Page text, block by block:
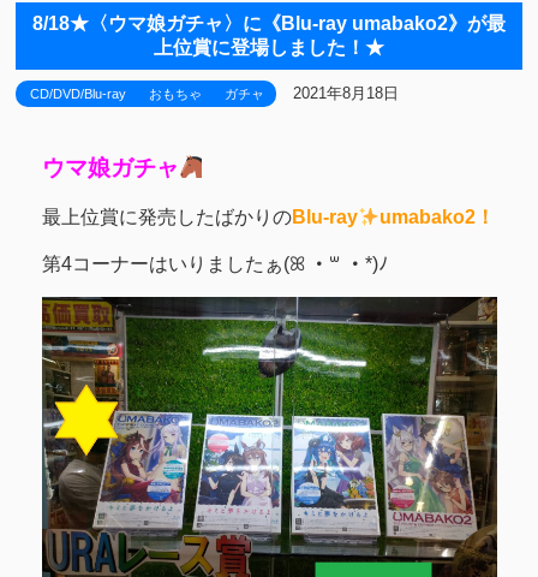
8/18★〈ウマ娘ガチャ〉に《Blu-ray umabako2》が最
上位賞に登場しました！★
CD/DVD/Blu-ray おもちゃ ガチャ 2021年8月18日
ウマ娘ガチャ
最上位賞に発売したばかりのBlu-ray umabako2！
第4コーナーはいりましたぁ(ꕤ ・꒳ ・*)ﾉ